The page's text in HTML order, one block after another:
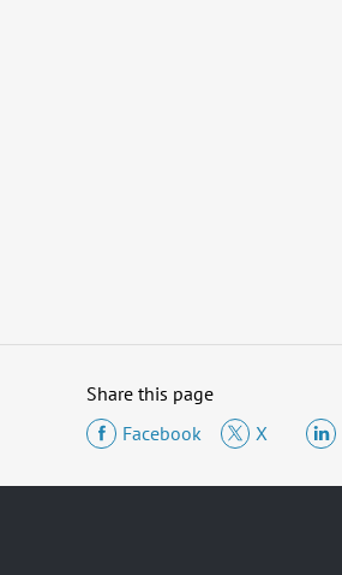
Share this page
Facebook
X